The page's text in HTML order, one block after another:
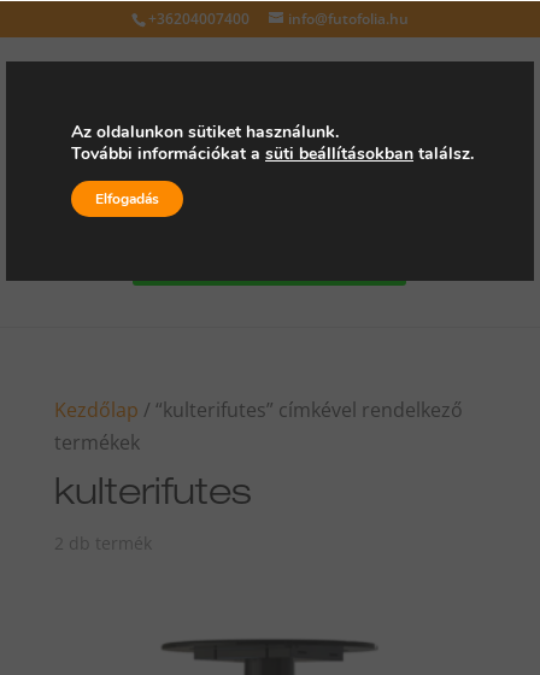
+36204007400 info@futofolia.hu
Válasszon oldalt
Kezdőlap / “kulterifutes” címkével rendelkező
termékek
kulterifutes
2 db termék
Az oldalunkon sütiket használunk.
További információkat a süti beállításokban találsz.
Elfogadás